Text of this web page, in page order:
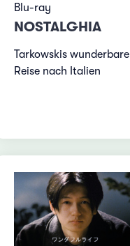
Blu-ray
NOSTALGHIA
Tarkowskis wunderbare
Reise nach Italien